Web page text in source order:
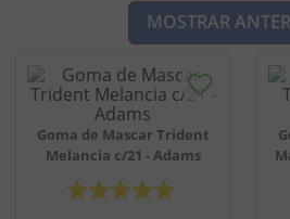
MOSTRAR
Goma de Mascar Trident
Melancia c/21 - Adams
5 º
6º